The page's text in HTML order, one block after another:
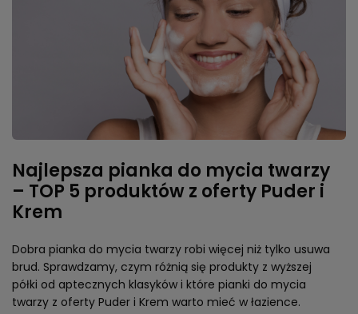
Najlepsza pianka do mycia twarzy
– TOP 5 produktów z oferty Puder i
Krem
Dobra pianka do mycia twarzy robi więcej niż tylko usuwa
brud. Sprawdzamy, czym różnią się produkty z wyższej
półki od aptecznych klasyków i które pianki do mycia
twarzy z oferty Puder i Krem warto mieć w łazience.